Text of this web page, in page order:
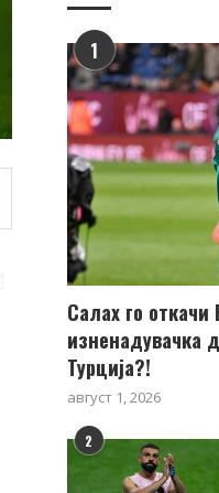
1
Салах го
изненадувачка
Турција?!
август 1, 2026
2